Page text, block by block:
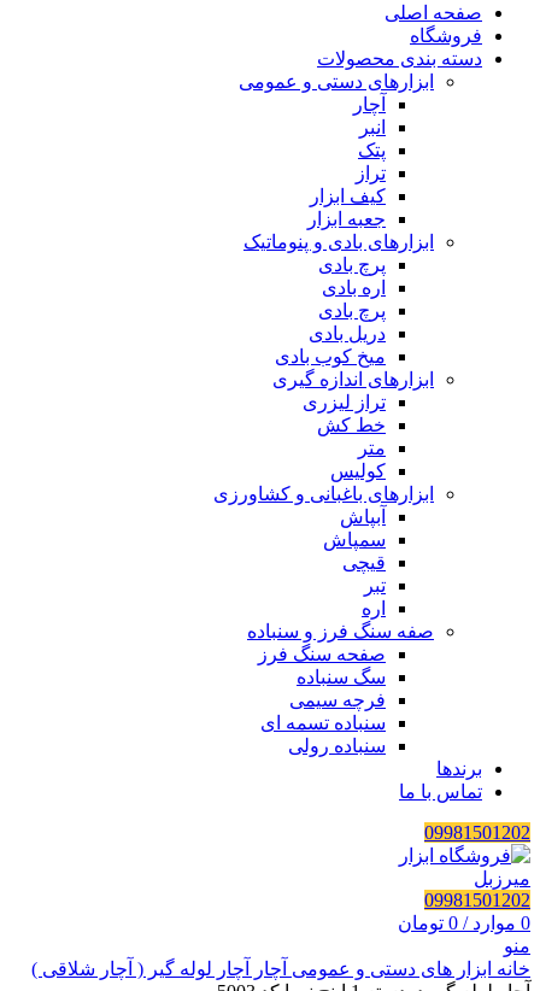
صفحه اصلی
فروشگاه
دسته بندی محصولات
ابزارهای دستی و عمومی
آچار
انبر
پتک
تراز
کیف ابزار
جعبه ابزار
ابزارهای بادی و پنوماتیک
پرچ بادی
اره بادی
پرچ بادی
دریل بادی
میخ کوب بادی
ابزارهای اندازه گیری
تراز لیزری
خط کش
متر
کولیس
ابزارهای باغبانی و کشاورزی
آبپاش
سمپاش
قیچی
تبر
اره
صفه سنگ فرز و سنباده
صفحه سنگ فرز
سگ سنباده
فرچه سیمی
سنباده تسمه ای
سنباده رولی
برندها
تماس با ما
09981501202
09981501202
0 موارد /
0 تومان
منو
خانه ابزار های دستی و عمومی آچار
آچار لوله گیر ( آچار شلاقی )